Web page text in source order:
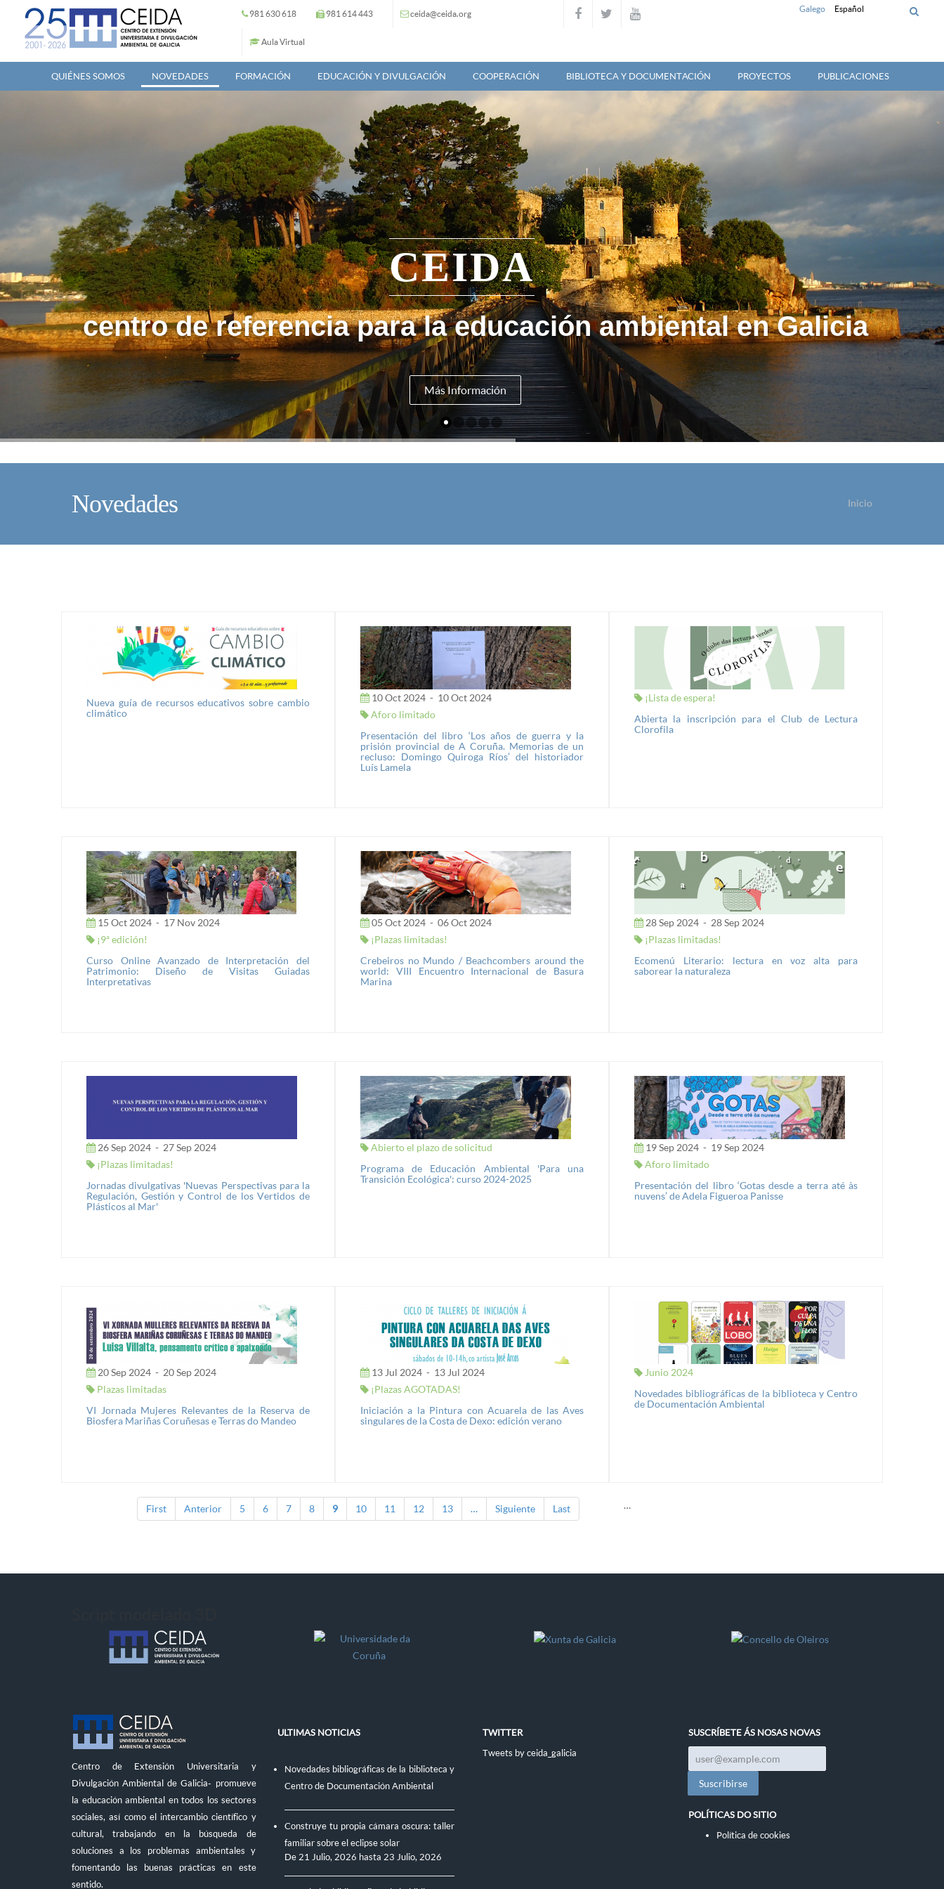
Pasar al contenido principal 981 630 618 981 614 443 ceida@ceida.org
Aula Virtual
Galego Español
QUIÉNES SOMOS NOVEDADES FORMACIÓN EDUCACIÓN Y DIVULGACIÓN COOPERACIÓN BIBLIOTECA Y DOCUMENTACIÓN PROYECTOS PUBLICACIONES
CEIDA
Más Información
centro de referencia para la educación ambiental en Galicia
Novedades Inicio
Nueva guía de recursos educativos sobre cambio
climático
10 Oct 2024 - 10 Oct 2024
Aforo limitado
Presentación del libro ‘Los años de guerra y la
prisión provincial de A Coruña. Memorias de un
recluso: Domingo Quiroga Ríos’ del historiador
Luís Lamela
¡Lista de espera!
Abierta la inscripción para el Club de Lectura
Clorofila
15 Oct 2024 - 17 Nov 2024
¡9ª edición!
Curso Online Avanzado de Interpretación del
Patrimonio: Diseño de Visitas Guiadas
Interpretativas
05 Oct 2024 - 06 Oct 2024
¡Plazas limitadas!
Crebeiros no Mundo / Beachcombers around the
world: VIII Encuentro Internacional de Basura
Marina
28 Sep 2024 - 28 Sep 2024
¡Plazas limitadas!
Ecomenú Literario: lectura en voz alta para
saborear la naturaleza
26 Sep 2024 - 27 Sep 2024
¡Plazas limitadas!
Jornadas divulgativas 'Nuevas Perspectivas para la
Regulación, Gestión y Control de los Vertidos de
Plásticos al Mar'
Abierto el plazo de solicitud
Programa de Educación Ambiental 'Para una
Transición Ecológica': curso 2024-2025
19 Sep 2024 - 19 Sep 2024
Aforo limitado
Presentación del libro ‘Gotas desde a terra até às
nuvens’ de Adela Figueroa Panisse
20 Sep 2024 - 20 Sep 2024
Plazas limitadas
VI Jornada Mujeres Relevantes de la Reserva de
Biosfera Mariñas Coruñesas e Terras do Mandeo
13 Jul 2024 - 13 Jul 2024
¡Plazas AGOTADAS!
Iniciación a la Pintura con Acuarela de las Aves
singulares de la Costa de Dexo: edición verano
Junio 2024
Novedades bibliográficas de la biblioteca y Centro
de Documentación Ambiental
Páginas
First Anterior …
5 6 7 8 9 10 11 12 13 … Siguiente Last
Centro de Extensión Universitaria y
Divulgación Ambiental de Galicia- promueve
la educación ambiental en todos los sectores
sociales, así como el intercambio científico y
cultural, trabajando en la búsqueda de
soluciones a los problemas ambientales y
fomentando las buenas prácticas en este
sentido.
ULTIMAS NOTICIAS
Novedades bibliográficas de la biblioteca y
Centro de Documentación Ambiental
Construye tu propia cámara oscura: taller
familiar sobre el eclipse solar
De 21 Julio, 2026 hasta 23 Julio, 2026
TWITTER
Tweets by ceida_galicia
SUSCRÍBETE ÁS NOSAS NOVAS
POLÍTICAS DO SITIO
Política de cookies